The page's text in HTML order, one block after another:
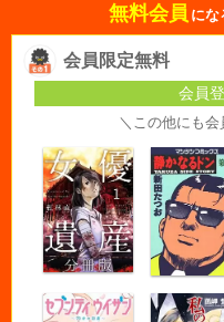
無料会員 にな
会員限定無料
会員
＼この他にも